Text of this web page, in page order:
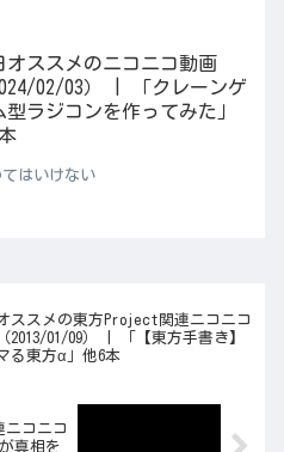
オススメのニコニコ動画
02/03） | 「クレーンゲ
型ラジコンを作ってみた」
はいけない
ススメの東方Project関連ニコニコ
2013/01/09） | 「【東方手書き】
る東方α」他6本
コニコ
真相を